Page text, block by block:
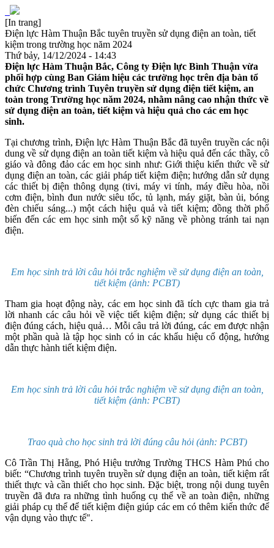
[In trang]
Điện lực Hàm Thuận Bắc tuyên truyền sử dụng điện an toàn, tiết
kiệm trong trường học năm 2024
Thứ bảy, 14/12/2024 - 14:43
Điện lực Hàm Thuận Bắc, Công ty Điện lực Bình Thuận vừa
phối hợp cùng Ban Giám hiệu các trường học trên địa bàn tổ
chức Chương trình Tuyên truyền sử dụng điện tiết kiệm, an
toàn trong Trường học năm 2024, nhằm nâng cao nhận thức về
sử dụng điện an toàn, tiết kiệm và hiệu quả cho các em học
sinh.
Tại chương trình, Điện lực Hàm Thuận Bắc đã tuyên truyền các nội
dung về sử dụng điện an toàn tiết kiệm và hiệu quả đến các thầy, cô
giáo và đông đảo các em học sinh như: Giới thiệu kiến thức về sử
dụng điện an toàn, các giải pháp tiết kiệm điện; hướng dẫn sử dụng
các thiết bị điện thông dụng (tivi, máy vi tính, máy điều hòa, nồi
cơm điện, bình đun nước siêu tốc, tủ lạnh, máy giặt, bàn ủi, bóng
đèn chiếu sáng...) một cách hiệu quả và tiết kiệm; đồng thời phổ
biến đến các em học sinh một số kỹ năng về phòng tránh tai nạn
điện.
Em học sinh trả lời câu hỏi trắc nghiệm về sử dụng điện an toàn,
tiết kiệm (ảnh: PCBT)
Tham gia hoạt động này, các em học sinh đã tích cực tham gia trả
lời nhanh các câu hỏi về việc tiết kiệm điện; sử dụng các thiết bị
điện đúng cách, hiệu quả… Mỗi câu trả lời đúng, các em được nhận
một phần quà là tập học sinh có in các khẩu hiệu cổ động, hướng
dẫn thực hành tiết kiệm điện.
Em học sinh trả lời câu hỏi trắc nghiệm về sử dụng điện an toàn,
tiết kiệm (ảnh: PCBT)
Trao quà cho học sinh trả lời đúng câu hỏi (ảnh: PCBT)
Cô Trần Thị Hằng, Phó Hiệu trưởng Trường THCS Hàm Phú cho
biết: “Chương trình tuyên truyền sử dụng điện an toàn, tiết kiệm rất
thiết thực và cần thiết cho học sinh. Đặc biệt, trong nội dung tuyên
truyền đã đưa ra những tình huống cụ thể về an toàn điện, những
giải pháp cụ thể để tiết kiệm điện giúp các em có thêm kiến thức để
vận dụng vào thực tế".